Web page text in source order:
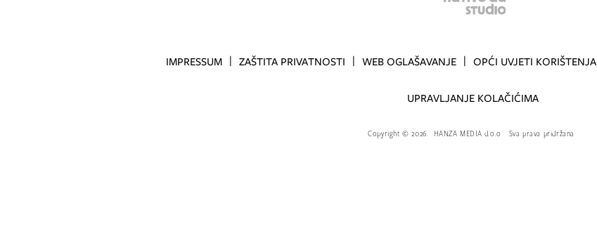
IMPRESSUM ZAŠTITA PRIVATNOSTI WEB OGLAŠAVANJE OPĆI UVJETI KORIŠTENJA
UPRAVLJANJE KOLAČIĆIMA
Copyright© 2026. HANZA MEDIA d.o.o Sva prava pridržana